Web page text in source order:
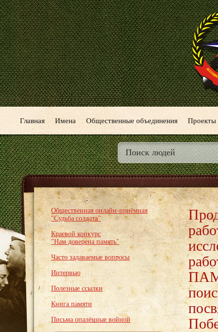
Главная Имена Общественные объединения Проекты
Общественная онлайн-приёмная
"Судьба солдата"
Краевой конкурс
"Нам доверена память"
Часто задаваемые вопросы
Интервью
Полезные ссылки
Книга памяти
Письма опалённые войной